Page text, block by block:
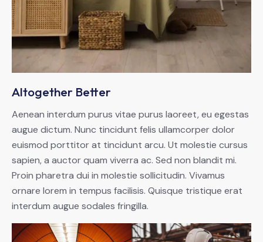
Altogether Better
Aenean interdum purus vitae purus laoreet, eu egestas
augue dictum. Nunc tincidunt felis ullamcorper dolor
euismod porttitor at tincidunt arcu. Ut molestie cursus
sapien, a auctor quam viverra ac. Sed non blandit mi.
Proin pharetra dui in molestie sollicitudin. Vivamus
ornare lorem in tempus facilisis. Quisque tristique erat
interdum augue sodales fringilla.